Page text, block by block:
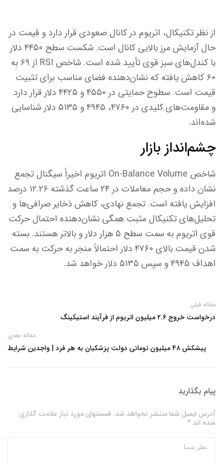
از نظر تکنیکال، اتریوم در کانال صعودی قرار دارد و قیمت در
حال آزمایش مرز بالایی کانال است. شکست سطح ۴۴۵۰ دلار
با کندل‌های سبز قوی تأیید شده است. شاخص RSI از ۶۹ به
۶۰ کاهش یافته که نشان‌دهنده فضای مناسب برای تثبیت
قیمت است. سطوح حمایتی در ۴۵۵۰ و ۴۴۲۵ دلار قرار دارد
و مقاومت‌های کلیدی در ۴۷۶۰، ۴۹۴۵ و ۵۱۳۵ دلار شناسایی
شده‌اند.
چشم‌انداز بازار
شاخص On-Balance Volume اتریوم اخیراً سیگنال تجمع
نشان داده و حجم معاملات در ۲۴ ساعت گذشته ۱۲.۲۶ درصد
افزایش یافته است. تجمع نهادی، کاهش ذخایر صرافی‌ها و
تحلیل‌های تکنیکال مثبت همگی نشان‌دهنده احتمال حرکت
قوی اتریوم به سمت سطح ۵ هزار دلار و بالاتر هستند. بسته
شدن قیمت بالای ۴۷۶۰ دلار احتمالاً منجر به حرکت به سمت
اهداف ۴۹۴۵ و سپس ۵۱۳۵ دلار خواهد شد.
مقاله قبلی
درخواست خروج ۲.۶ میلیون اتریوم از فرآیند استیکینگ
مقاله بعدی
پیشکش ۴۸ میلیون‌ تومانی دولت پزشکیان به هر فرد | واجدین شرایط
پیام بگذارید
آدرس ایمیل شما منتشر نخواهد شد. قسمتهای مورد نیاز علامت گذاری
شده اند *